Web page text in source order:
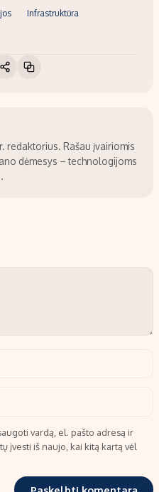
Infrastruktūra
redaktorius. Rašau įvairiomis
dėmesys – technologijoms
vardą, el. pašto adresą ir
įvesti iš naujo, kai kitą kartą vėl